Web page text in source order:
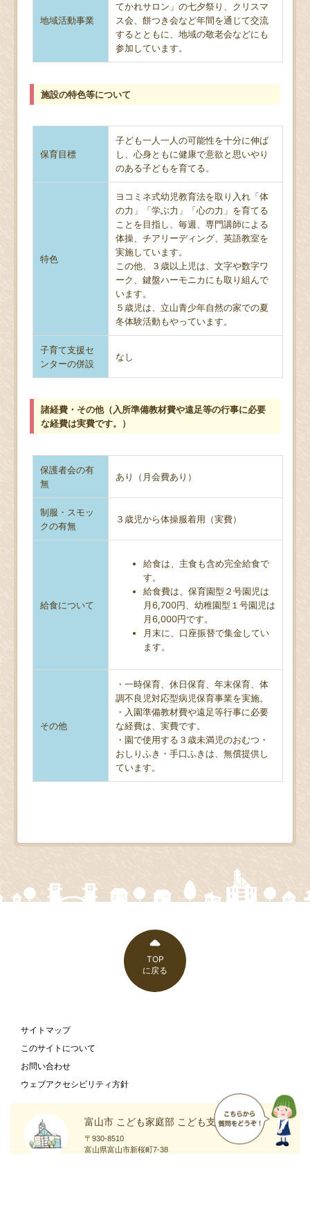
地域活動事業
てかれサロン」の七夕祭り、クリスマ
ス会、餅つき会など年間を通じて交流
するとともに、地域の敬老会などにも
参加しています。
施設の特色等について
保育目標
子ども一人一人の可能性を十分に伸ば
し、心身ともに健康で意欲と思いやり
のある子どもを育てる。
特色
ヨコミネ式幼児教育法を取り入れ「体
の力」「学ぶ力」「心の力」を育てる
ことを目指し、毎週、専門講師による
体操、チアリーディング、英語教室を
実施しています。
この他、３歳以上児は、文字や数字ワ
ーク、鍵盤ハーモニカにも取り組んで
います。
５歳児は、立山青少年自然の家での夏
冬体験活動もやっています。
子育て支援セ
ンターの併設
なし
諸経費・その他（入所準備教材費や遠足等の行事に必要
な経費は実費です。）
保護者会の有
無
あり（月会費あり）
制服・スモッ
クの有無
３歳児から体操服着用（実費）
給食について
給食は、主食も含め完全給食で
す。
給食費は、保育園型２号園児は
月6,700円、幼稚園型１号園児は
月6,000円です。
月末に、口座振替で集金してい
ます。
その他
・一時保育、休日保育、年末保育、体
調不良児対応型病児保育事業を実施。
・入園準備教材費や遠足等行事に必要
な経費は、実費です。
・園で使用する３歳未満児のおむつ・
おしりふき・手口ふきは、無償提供し
ています。
TOP
に戻る
サイトマップ
このサイトについて
お問い合わせ
ウェブアクセシビリティ方針
富山市 こども家庭部 こども支援課
〒930-8510
富山県富山市新桜町7-38